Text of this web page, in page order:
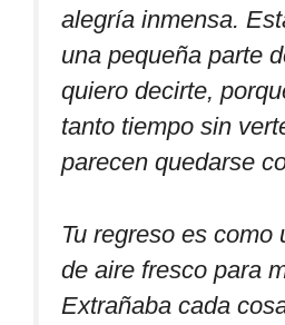
alegría inmensa.
una pequeña parte
quiero decirte,
tanto tiempo sin
parecen quedarse
Tu regreso es como
de aire fresco para
Extrañaba cada